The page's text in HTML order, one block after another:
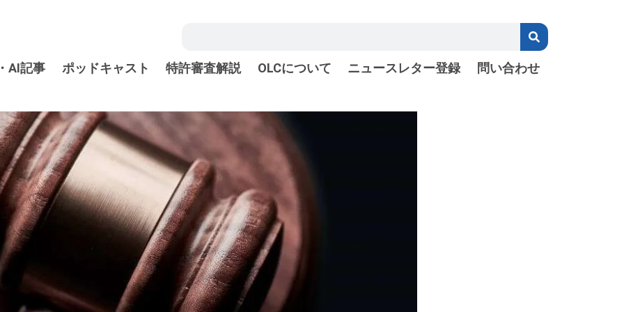
AI記事 ポッドキャスト 特許審査解説 OLCについて ニュースレター登録 問い合わせ